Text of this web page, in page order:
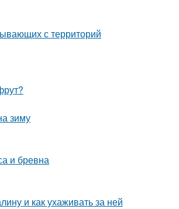
с территорий
зиму
и бревна
и как ухаживать за ней